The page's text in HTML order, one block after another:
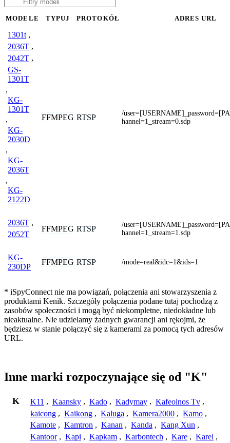
MODELE TYPUJ PROTOKÓŁ ADRES URL
1301t ,
2036T ,
2042T ,
GS-
1301T
,
KG-
1301T
,
KG-
2030D
,
KG-
2036T
,
KG-
2122D
FFMPEG RTSP
/
hannel=1_stream=0.sdp
2036T ,
2052T
FFMPEG RTSP
/
hannel=1_stream=1.sdp
KG-
230DP
FFMPEG RTSP /mode=real&idc=1&ids=1
* iSpyConnect nie ma powiązań, połączenia ani stowarzyszenia z
produktami Kenik. Szczegóły połączenia podane tutaj pochodzą z
zasobów społeczności i mogą być niekompletne, niedokładne lub
nieaktualne. Nie udzielamy żadnych gwarancji ani rękojmi, że
będziesz w stanie połączyć się z kamerami za pomocą tych adresów
URL.
Inne marki rozpoczynające się od "K"
K K11 , Kaansky , Kado , Kadymay , Kafeoinos Tv ,
kaicong , Kaikong , Kaluga , Kamera2000 , Kamo ,
Kamote , Kamtron , Kanan , Kanda , Kang Xun ,
Kantoor , Kapi , Kapkam , Karbontech , Kare , Karel ,